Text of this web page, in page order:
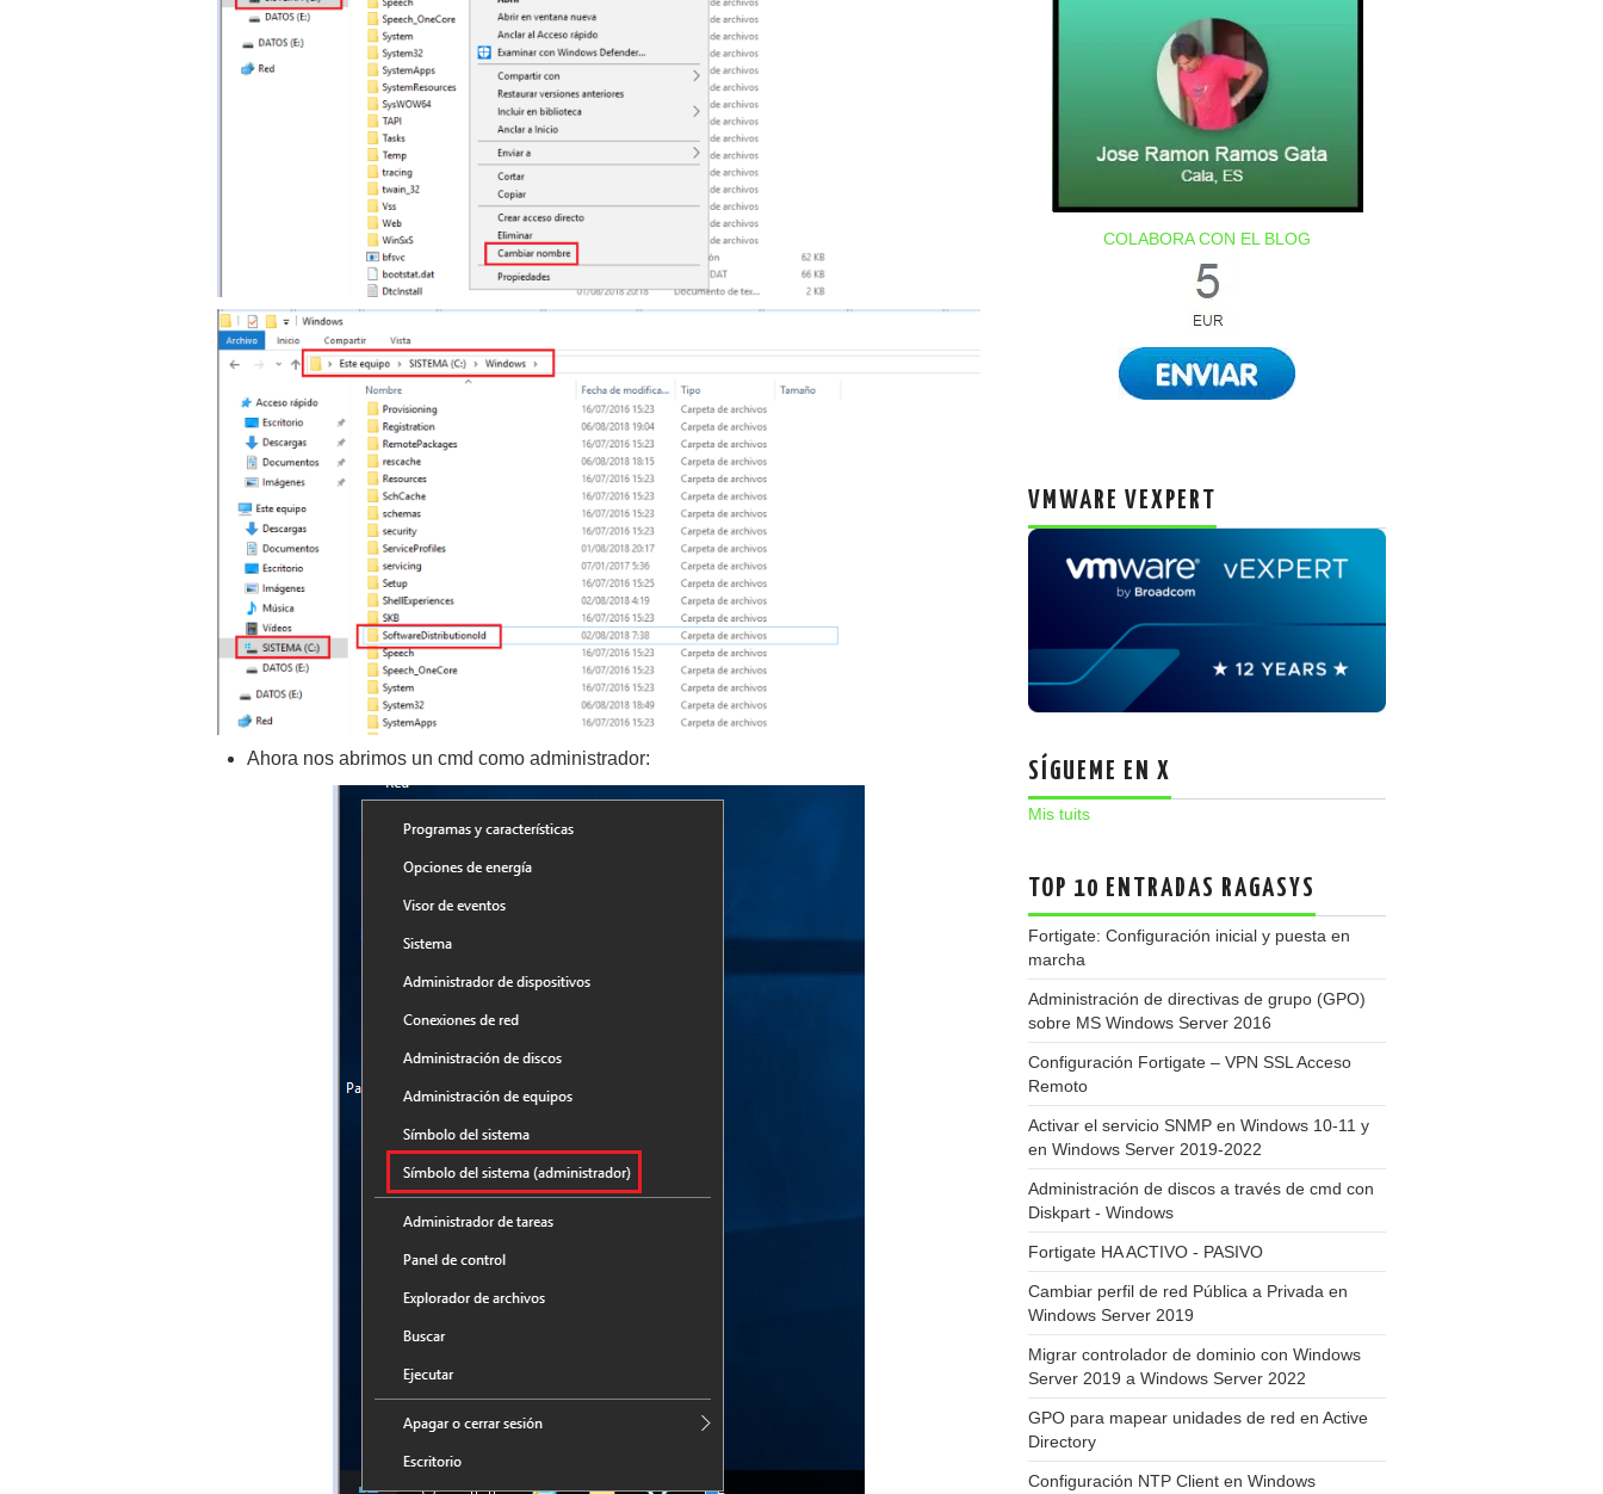
Ahora nos abrimos un cmd como administrador:
COLABORA CON EL BLOG
VMWARE VEXPERT
SÍGUEME EN X
Mis tuits
TOP 10 ENTRADAS RAGASYS
Fortigate: Configuración inicial y puesta en
marcha
Administración de directivas de grupo (GPO)
sobre MS Windows Server 2016
Configuración Fortigate – VPN SSL Acceso
Remoto
Activar el servicio SNMP en Windows 10-11 y
en Windows Server 2019-2022
Administración de discos a través de cmd con
Diskpart - Windows
Fortigate HA ACTIVO - PASIVO
Cambiar perfil de red Pública a Privada en
Windows Server 2019
Migrar controlador de dominio con Windows
Server 2019 a Windows Server 2022
GPO para mapear unidades de red en Active
Directory
Configuración NTP Client en Windows